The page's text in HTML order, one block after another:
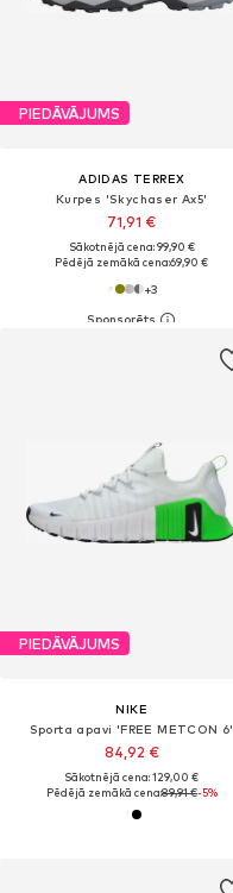
PIEDĀVĀJUMS
ADIDAS TERREX
Kurpes 'Skychaser Ax5'
71,91 €
Sākotnējā cena: 99,90 €
Pēdējā zemākā cena:69,90 €
+3
PIEDĀVĀJUMS
NIKE
Sporta apavi 'FREE METCON 6'
84,92 €
Sākotnējā cena: 129,00 €
Pēdējā zemākā cena:89,91 €-5%